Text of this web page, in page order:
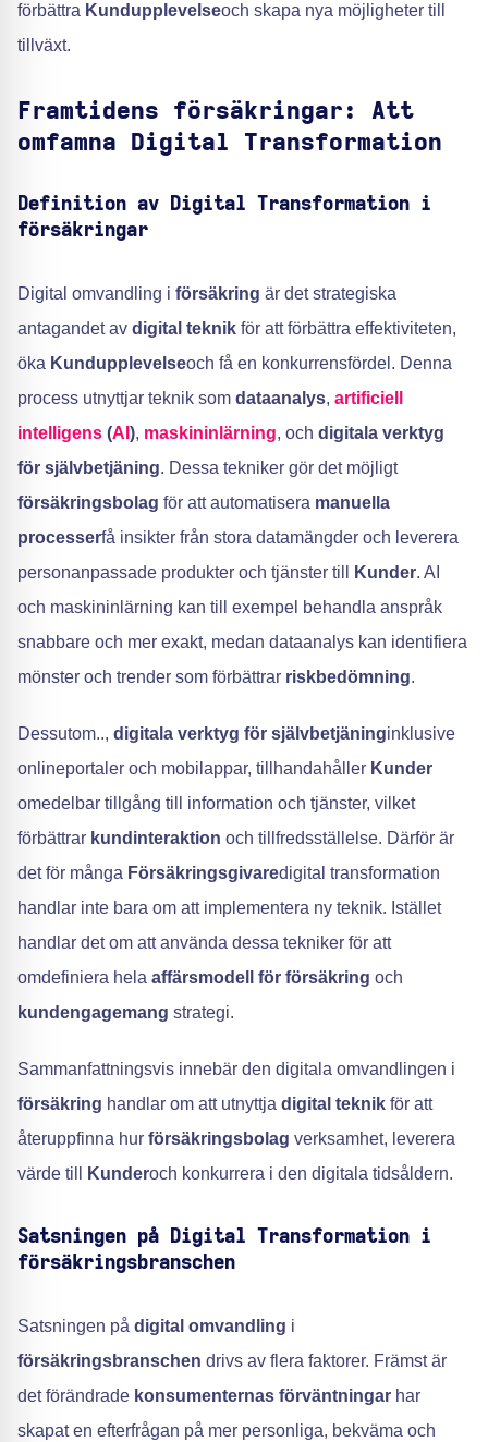
förbättra Kundupplevelseoch skapa nya möjligheter till
tillväxt.
Framtidens försäkringar: Att
omfamna Digital Transformation
Definition av Digital Transformation i
försäkringar
Digital omvandling i försäkring är det strategiska
antagandet av digital teknik för att förbättra effektiviteten,
öka Kundupplevelseoch få en konkurrensfördel. Denna
process utnyttjar teknik som dataanalys, artificiell
intelligens (AI ), maskininlärning, och digitala verktyg
för självbetjäning. Dessa tekniker gör det möjligt
försäkringsbolag för att automatisera manuella
processerfå insikter från stora datamängder och leverera
personanpassade produkter och tjänster till
Kunder. AI
och maskininlärning kan till exempel behandla anspråk
snabbare och mer exakt, medan dataanalys kan identifiera
mönster och trender som förbättrar riskbedömning.
Dessutom.., digitala verktyg för självbetjäninginklusive
onlineportaler och mobilappar, tillhandahåller Kunder
omedelbar tillgång till information och tjänster, vilket
förbättrar kundinteraktion och tillfredsställelse. Därför är
det för många Försäkringsgivaredigital transformation
handlar inte bara om att implementera ny teknik. Istället
handlar det om att använda dessa tekniker för att
omdefiniera hela affärsmodell för försäkring och
kundengagemang strategi.
Sammanfattningsvis innebär den digitala omvandlingen i
försäkring handlar om att utnyttja digital teknik för att
återuppfinna hur försäkringsbolag verksamhet, leverera
värde till
Kunderoch konkurrera i den digitala tidsåldern.
Satsningen på Digital Transformation i
försäkringsbranschen
Satsningen på digital omvandling i
försäkringsbranschen drivs av flera faktorer. Främst är
det förändrade konsumenternas förväntningar har
skapat en efterfrågan på mer personliga, bekväma och